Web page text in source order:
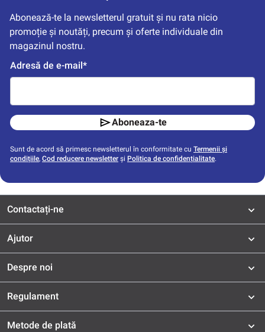
Abonează-te la newsletterul gratuit și nu rata nicio
promoție și noutăți, precum și oferte individuale din
magazinul nostru.
Adresă de e-mail*
Aboneaza-te
Sunt de acord să primesc newsletterul în conformitate cu Termenii și
condițiile, Cod reducere newsletter și Politica de confidențialitate.
Contactați-ne
Ajutor
Despre noi
Regulament
Metode de plată